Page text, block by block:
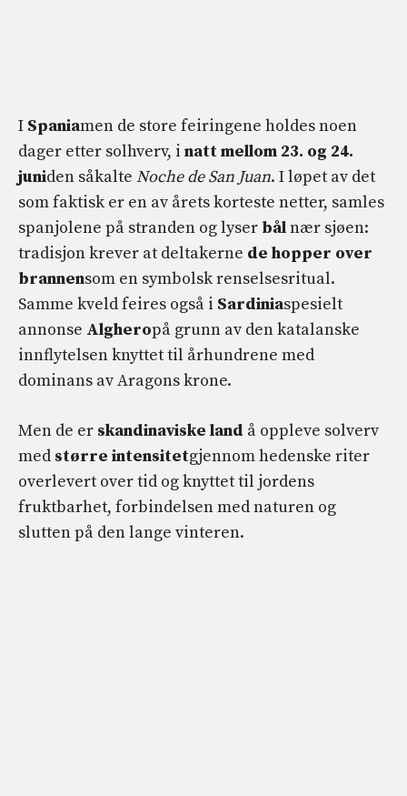
I Spaniamen de store feiringene holdes noen
dager etter solhverv, i natt mellom 23. og 24.
juniden såkalte Noche de San Juan. I løpet av det
som faktisk er en av årets korteste netter, samles
spanjolene på stranden og lyser bålnær sjøen:
tradisjon krever at deltakerne de hopper over
brannensom en symbolsk renselsesritual.
Samme kveld feires også i Sardiniaspesielt
annonse Algheropå grunn av den katalanske
innflytelsen knyttet til århundrene med
dominans av Aragons krone.
Men de er skandinaviske land å oppleve solverv
med større intensitetgjennom hedenske riter
overlevert over tid og knyttet til jordens
fruktbarhet, forbindelsen med naturen og
slutten på den lange vinteren.